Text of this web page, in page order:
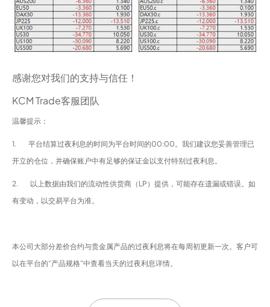
感谢您对我们的支持与信任！
KCM Trade客服团队
温馨提示：
1. 平台结算过夜利息的时间为平台时间的00:00。我们建议您妥善管理已
开立的仓位，并确保账户中有足够的保证金以支付特别过夜利息。
2. 以上数据由我们的流动性供货商（LP）提供，可能存在遗漏或错误。如
有变动，以交易平台为准。
本公司大部分差价合约与贵金属产品的过夜利息将在每周初更新一次。客户可
以在平台的“产品规格”中查看当天的过夜利息详情。